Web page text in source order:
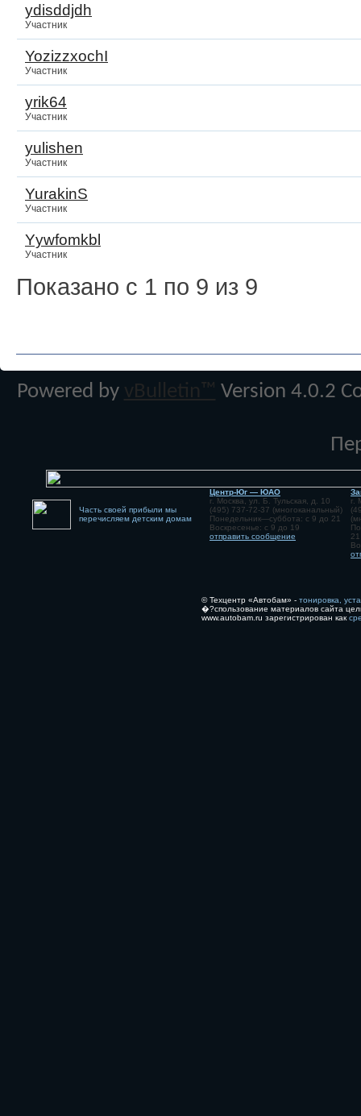
ydisddjdh
Участник
YozizzxochI
Участник
yrik64
Участник
yulishen
Участник
YurakinS
Участник
Yywfomkbl
Участник
Показано с 1 по 9 из 9
Powered by vBulletin™ Version 4.0.2
Часть своей прибыли мы
перечисляем детским домам
Центр-Юг — ЮАО
г. Москва, ул. Б. Тульская, д. 10
(495) 737-72-37 (многоканальный)
Понедельник—суббота: с 9 до 21
Воскресенье: с 9 до 19
отправить сообщение
г.
21
© Техцентр «Автобам» - тонировка,
�?спользование материалов сайта
www.autobam.ru зарегистрирован как